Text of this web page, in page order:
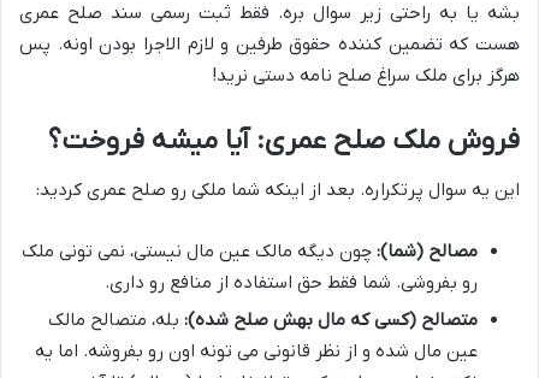
بشه یا به راحتی زیر سوال بره. فقط ثبت رسمی سند صلح عمری
هست که تضمین کننده حقوق طرفین و لازم الاجرا بودن اونه. پس
هرگز برای ملک سراغ صلح نامه دستی نرید!
فروش ملک صلح عمری: آیا میشه فروخت؟
این یه سوال پرتکراره. بعد از اینکه شما ملکی رو صلح عمری کردید:
مصالح (شما): چون دیگه مالک عین مال نیستی، نمی تونی ملک
رو بفروشی. شما فقط حق استفاده از منافع رو داری.
متصالح (کسی که مال بهش صلح شده): بله، متصالح مالک
عین مال شده و از نظر قانونی می تونه اون رو بفروشه. اما یه